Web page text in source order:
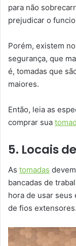
para não
prejudicar o
Porém, existem
segurança, que
é, tomadas que
maiores.
Então, leia as
comprar sua
5. Locais
As tomadas
bancadas de
hora de usar
de fios extensores.